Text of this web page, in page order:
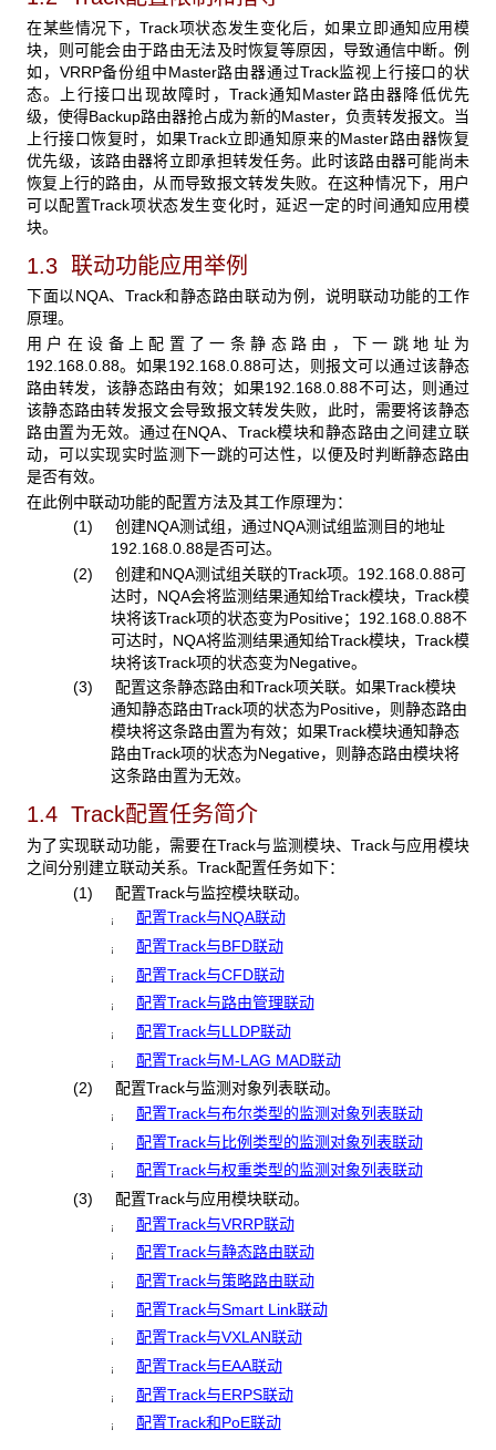
在某些情况下，Track项状态发生变化后，如果立即通知应用模
块，则可能会由于路由无法及时恢复等原因，导致通信中断。例
如，VRRP备份组中Master路由器通过Track监视上行接口的状
态。上行接口出现故障时，Track通知Master路由器降低优先
级，使得Backup路由器抢占成为新的Master，负责转发报文。当
上行接口恢复时，如果Track立即通知原来的Master路由器恢复
优先级，该路由器将立即承担转发任务。此时该路由器可能尚未
恢复上行的路由，从而导致报文转发失败。在这种情况下，用户
可以配置Track项状态发生变化时，延迟一定的时间通知应用模
块。
1.3 联动功能应用举例
下面以NQA、Track和静态路由联动为例，说明联动功能的工作
原理。
用户在设备上配置了一条静态路由，下一跳地址为
192.168.0.88。如果192.168.0.88可达，则报文可以通过该静态
路由转发，该静态路由有效；如果192.168.0.88不可达，则通过
该静态路由转发报文会导致报文转发失败，此时，需要将该静态
路由置为无效。通过在NQA、Track模块和静态路由之间建立联
动，可以实现实时监测下一跳的可达性，以便及时判断静态路由
是否有效。
在此例中联动功能的配置方法及其工作原理为：
(1) 创建NQA测试组，通过NQA测试组监测目的地址
192.168.0.88是否可达。
(2) 创建和NQA测试组关联的Track项。192.168.0.88可
达时，NQA会将监测结果通知给Track模块，Track模
块将该Track项的状态变为Positive；192.168.0.88不
可达时，NQA将监测结果通知给Track模块，Track模
块将该Track项的状态变为Negative。
(3) 配置这条静态路由和Track项关联。如果Track模块
通知静态路由Track项的状态为Positive，则静态路由
模块将这条路由置为有效；如果Track模块通知静态
路由Track项的状态为Negative，则静态路由模块将
这条路由置为无效。
1.4 Track配置任务简介
为了实现联动功能，需要在Track与监测模块、Track与应用模块
之间分别建立联动关系。Track配置任务如下：
(1) 配置Track与监控模块联动。
¡ 配置Track与NQA联动
¡ 配置Track与BFD联动
¡ 配置Track与CFD联动
¡ 配置Track与路由管理联动
¡ 配置Track与LLDP联动
¡
配置Track与M-LAG MAD联动
(2) 配置Track与监测对象列表联动。
¡ 配置Track与布尔类型的监测对象列表联动
¡ 配置Track与比例类型的监测对象列表联动
¡
配置Track与权重类型的监测对象列表联动
(3) 配置Track与应用模块联动。
¡ 配置Track与VRRP联动
¡ 配置Track与静态路由联动
¡ 配置Track与策略路由联动
¡ 配置Track与Smart Link联动
¡ 配置Track与VXLAN联动
¡ 配置Track与EAA联动
¡ 配置Track与ERPS联动
¡ 配置Track和PoE联动